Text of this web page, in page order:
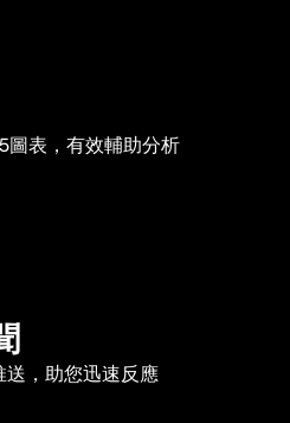
圖表，有效輔助分析
送，助您迅速反應